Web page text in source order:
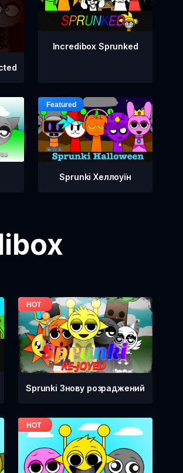
Incredibox Sprunked
Sprunki Хеллоуїн
Sprunki Знову розраджений